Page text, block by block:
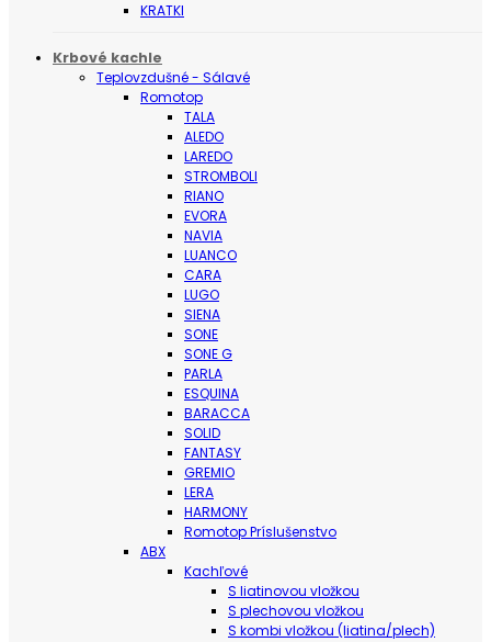
KRATKI
Krbové kachle
Teplovzdušné - Sálavé
Romotop
TALA
ALEDO
LAREDO
STROMBOLI
RIANO
EVORA
NAVIA
LUANCO
CARA
LUGO
SIENA
SONE
SONE G
PARLA
ESQUINA
BARACCA
SOLID
FANTASY
GREMIO
LERA
HARMONY
Romotop Príslušenstvo
ABX
Kachľové
S liatinovou vložkou
S plechovou vložkou
S kombi vložkou (liatina/plech)